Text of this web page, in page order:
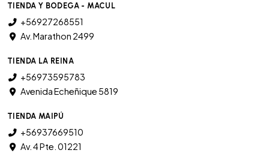
TIENDA Y BODEGA - MACUL
+56927268551
Av. Marathon 2499
TIENDA LA REINA
+56973595783
Avenida Echeñique 5819
TIENDA MAIPÚ
+56937669510
Av. 4 Pte. 01221